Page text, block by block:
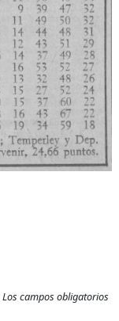
Los campos obligatorios